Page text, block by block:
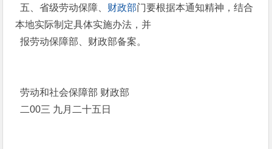
五、省级劳动保障、 财政部门要根据本通知精神，结合
本地实际制定具体实施办法，并
报劳动保障部、财政部备案。
劳动和社会保障部 财政部
二00三 九月二十五日